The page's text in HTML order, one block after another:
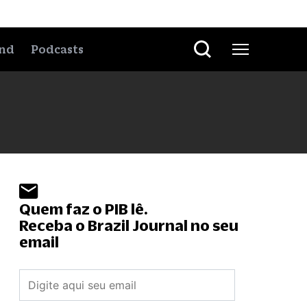
Podcasts
Quem faz o PIB lê.
Receba o Brazil Journal no seu
email